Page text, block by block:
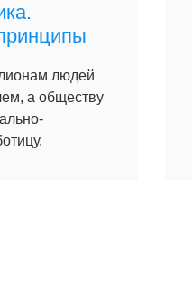
людей
а обществу